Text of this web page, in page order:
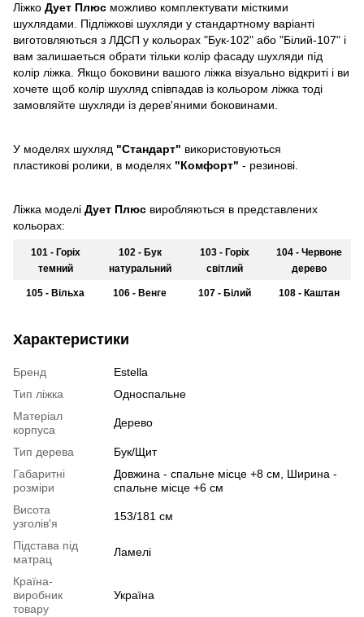
Ліжко Дует Плюс можливо комплектувати місткими
шухлядами. Підліжкові шухляди у стандартному варіанті
виготовляються з ЛДСП у кольорах "Бук-102" або "Білий-107" і
вам залишаеться обрати тільки колір фасаду шухляди під
колір ліжка. Якщо боковини вашого ліжка візуально відкриті і ви
хочете щоб колір шухляд співпадав із кольором ліжка тоді
замовляйте шухляди із дерев'яними боковинами.
У моделях шухляд "Стандарт" використовуються
пластикові ролики, в моделях "Комфорт" - резинові.
Ліжка моделі Дует Плюс виробляються в представлених
кольорах:
101 - Горіх
темний
102 - Бук
натуральний
103 - Горіх
світлий
104 - Червоне
дерево
105 - Вільха 106 - Венге 107 - Білий 108 - Каштан
Характеристики
Бренд
Estella
Тип ліжка
Односпальне
Матеріал
корпуса
Дерево
Тип дерева
Бук/Щит
Габаритні
розміри
Довжина - спальне місце +8 см, Ширина -
спальне місце +6 см
Висота
узголів'я
153/181 см
Підстава під
матрац
Ламелі
Країна-
виробник
товару
Україна